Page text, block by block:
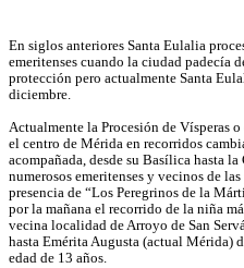
En siglos anteriores Santa Eulalia
emeritenses cuando la ciudad padecía
protección pero actualmente Santa
diciembre.
Actualmente la Procesión de Vísperas
el centro de Mérida en recorridos
acompañada, desde su Basílica hasta
numerosos emeritenses y vecinos de
presencia de “Los Peregrinos de la
por la mañana el recorrido de la niña
vecina localidad de Arroyo de San
hasta Emérita Augusta (actual Mérida)
edad de 13 años.